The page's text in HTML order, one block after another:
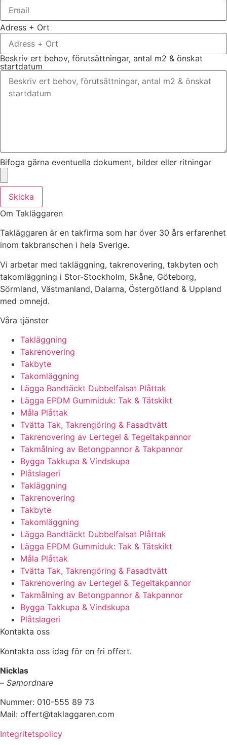
Adress + Ort
Beskriv ert behov, förutsättningar, antal m2 & önskat
startdatum
Bifoga gärna eventuella dokument, bilder eller ritningar
Skicka
Om Takläggaren
Takläggaren är en takfirma som har över 30 års erfarenhet
inom takbranschen i hela Sverige.
Vi arbetar med takläggning, takrenovering, takbyten och
takomläggning i Stor-Stockholm, Skåne, Göteborg,
Sörmland, Västmanland, Dalarna, Östergötland & Uppland
med omnejd.
Våra tjänster
Takläggning
Takrenovering
Takbyte
Takomläggning
Lägga Bandtäckt Dubbelfalsat Plåttak
Lägga EPDM Gummiduk: Tak & Tätskikt
Måla Plåttak
Tvätta Tak, Takrengöring & Fasadtvätt
Takrenovering av Lertegel & Tegeltakpannor
Takmålning av Betongpannor & Takpannor
Bygga Takkupa & Vindskupa
Plåtslageri
Takläggning
Takrenovering
Takbyte
Takomläggning
Lägga Bandtäckt Dubbelfalsat Plåttak
Lägga EPDM Gummiduk: Tak & Tätskikt
Måla Plåttak
Tvätta Tak, Takrengöring & Fasadtvätt
Takrenovering av Lertegel & Tegeltakpannor
Takmålning av Betongpannor & Takpannor
Bygga Takkupa & Vindskupa
Plåtslageri
Kontakta oss
Kontakta oss idag för en fri offert.
Nicklas
– Samordnare
Nummer: 010-555 89 73
Mail: offert@taklaggaren.com
Integritetspolicy